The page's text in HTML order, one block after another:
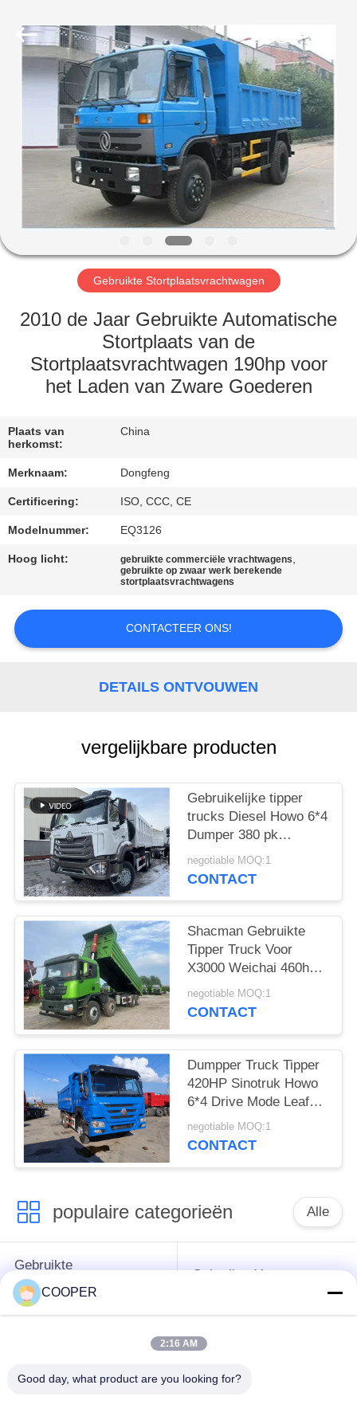
HUIS
PRODUCTEN
ONGEVEER
FABRIEKSREIS
KWALITEITSCONTROLE
CONTACTEER
ONS
VERZOEK
OM EEN
SITEMAP
PRIVACYBELEID
INDUSTRY
Reserved.
Gebruikte Stortplaatsvrachtwagen
2010 de Jaar Gebruikte Automatische
Stortplaats van de
Stortplaatsvrachtwagen 190hp voor
het Laden van Zware Goederen
Plaats van
herkomst:
China
Merknaam: Dongfeng
Certificering: ISO, CCC, CE
Modelnummer: EQ3126
Hoog licht: gebruikte commerciële vrachtwagens,
gebruikte op zwaar werk berekende
stortplaatsvrachtwagens
CONTACTEER ONS!
DETAILS ONTVOUWEN
vergelijkbare producten
Gebruikelijke tipper
trucks Diesel Howo 6*4
Dumper 380 pk
Weichai Hohan model
20-40 ton Laad Euro 3
negotiable MOQ:1
CONTACT
Shacman Gebruikte
Tipper Truck Voor
X3000 Weichai 460hp
Bouwmateriaal
Transport 2021 Jaar
negotiable MOQ:1
CONTACT
Dumpper Truck Tipper
420HP Sinotruk Howo
6*4 Drive Mode Leaf
Spring Sands Transport
LHD
negotiable MOQ:1
CONTACT
populaire categorieën Alle
Gebruikte
Onderlegger voor
glazenbus
Gebruikte Yutong-
Gebruikte
COOPER
2:16 AM
Good day, what product are you looking for?